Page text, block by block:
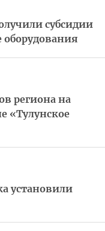
субсидии
региона на
«Тулунское
установили